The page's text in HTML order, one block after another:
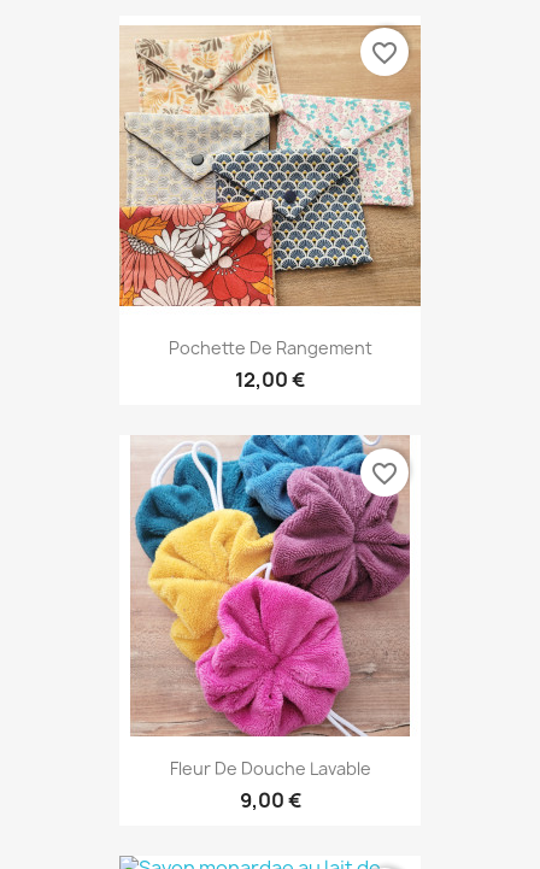
Pochette De Rangement
12,00 €
favorite_border
Fleur De Douche Lavable
9,00 €
favorite_border